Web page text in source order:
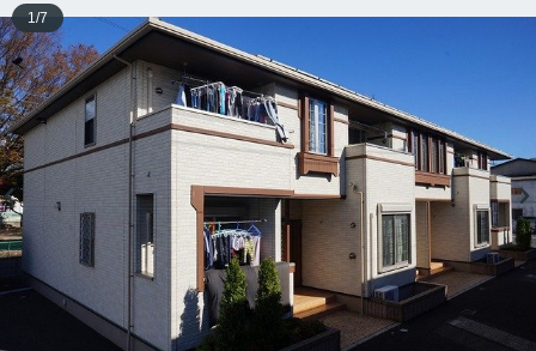
1/7